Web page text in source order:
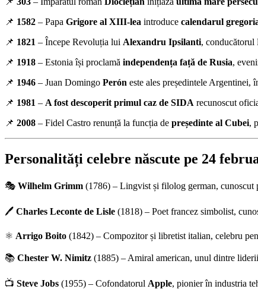
📌 1582 – Papa Grigore al XIII-lea introduce calendarul
📌 1821 – Începe Revoluția lui Alexandru Ipsilanti, conducătorul
📌 1918 – Estonia își proclamă independența față de Rusia,
📌 1946 – Juan Domingo Perón este ales președintele Argentinei,
📌 1981 – A fost descoperit primul caz de SIDA recunoscut
📌 2008 – Fidel Castro renunță la funcția de președinte al Cubei,
Personalități celebre născute pe 24
🎭 Wilhelm Grimm (1786) – Lingvist și filolog german, cunoscut
🖊️ Charles Leconte de Lisle (1818) – Poet francez simbolist,
⚛️ Arrigo Boito (1842) – Compozitor și libretist italian, celebru
📚 Chester W. Nimitz (1885) – Amiral american, unul dintre
📺 Steve Jobs (1955) – Cofondatorul Apple, pionier în industria